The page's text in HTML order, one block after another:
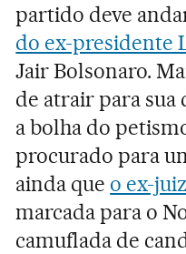
partido deve
do ex-presidente
Jair Bolsonaro.
de atrair para
a bolha do
procurado para
ainda que o ex-
marcada para o
camuflada de